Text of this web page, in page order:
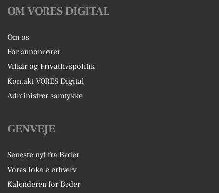
OM VORES DIGITAL
Om os
For annoncører
Vilkår og Privatlivspolitik
Kontakt VORES Digital
Administrer samtykke
GENVEJE
Seneste nyt fra Beder
Vores lokale erhverv
Kalenderen for Beder